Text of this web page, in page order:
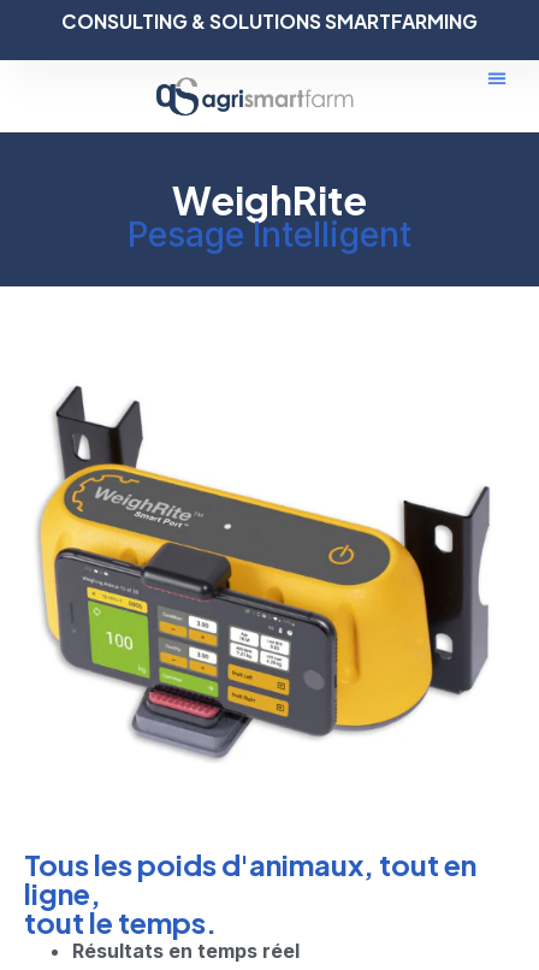
CONSULTING & SOLUTIONS SMARTFARMING
WeighRite
Pesage Intelligent
Tous les poids d'animaux, tout en
ligne,
tout le temps.
Résultats en temps réel